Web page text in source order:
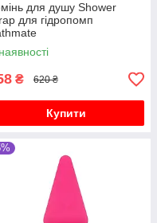
для душу Shower
для гідропомп
₴ 620 ₴
Купити